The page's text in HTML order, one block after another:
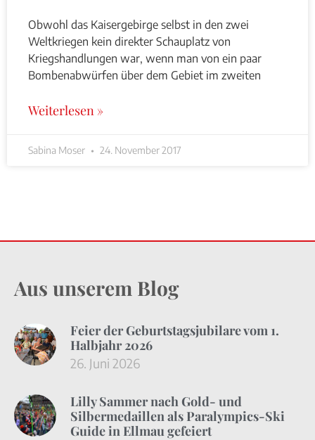
Obwohl das Kaisergebirge selbst in den zwei
Weltkriegen kein direkter Schauplatz von
Kriegshandlungen war, wenn man von ein paar
Bombenabwürfen über dem Gebiet im zweiten
Weiterlesen »
Sabina Moser 24. November 2017
Aus unserem Blog
Feier der Geburtstagsjubilare vom 1.
Halbjahr 2026
26. Juni 2026
Lilly Sammer nach Gold- und
Silbermedaillen als Paralympics-Ski
Guide in Ellmau gefeiert